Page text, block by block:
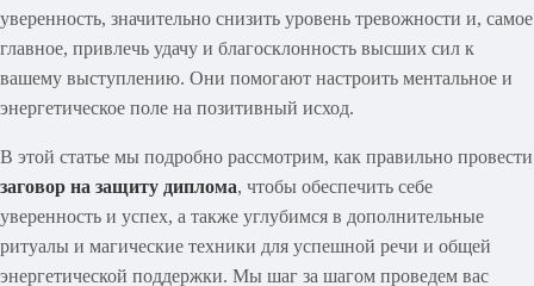
уверенность, значительно снизить уровень тревожности и, самое
главное, привлечь удачу и благосклонность высших сил к
вашему выступлению. Они помогают настроить ментальное и
энергетическое поле на позитивный исход.
В этой статье мы подробно рассмотрим, как правильно провести
заговор на защиту диплома, чтобы обеспечить себе
уверенность и успех, а также углубимся в дополнительные
ритуалы и магические техники для успешной речи и общей
энергетической поддержки. Мы шаг за шагом проведем вас